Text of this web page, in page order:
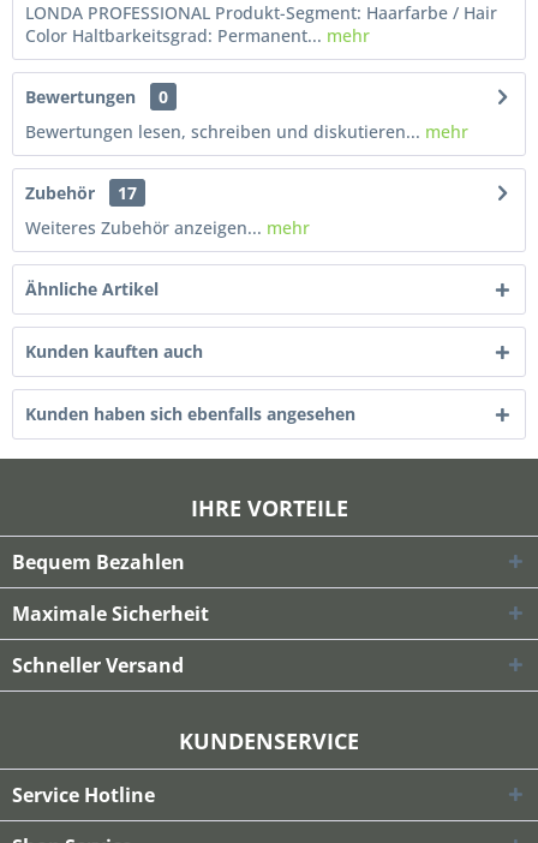
LONDA PROFESSIONAL Produkt-Segment: Haarfarbe / Hair
Color Haltbarkeitsgrad: Permanent... mehr
Bewertungen
0
Bewertungen lesen, schreiben und diskutieren... mehr
Zubehör
17
Weiteres Zubehör anzeigen... mehr
Ähnliche Artikel
Kunden kauften auch
Kunden haben sich ebenfalls angesehen
IHRE VORTEILE
Bequem Bezahlen
Maximale Sicherheit
Schneller Versand
KUNDENSERVICE
Service Hotline